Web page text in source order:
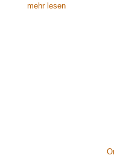
mehr lesen